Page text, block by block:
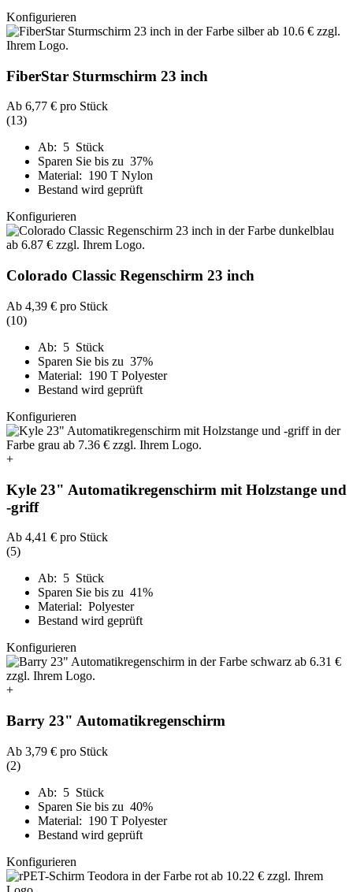
Konfigurieren
FiberStar Sturmschirm 23 inch
Ab 6,77 € pro Stück
(13)
Ab: 5 Stück
Sparen Sie bis zu 37%
Material: 190 T Nylon
Bestand wird geprüft
Konfigurieren
Colorado Classic Regenschirm 23 inch
Ab 4,39 € pro Stück
(10)
Ab: 5 Stück
Sparen Sie bis zu 37%
Material: 190 T Polyester
Bestand wird geprüft
Konfigurieren
+
Kyle 23" Automatikregenschirm mit Holzstange und
-griff
Ab 4,41 € pro Stück
(5)
Ab: 5 Stück
Sparen Sie bis zu 41%
Material: Polyester
Bestand wird geprüft
Konfigurieren
+
Barry 23" Automatikregenschirm
Ab 3,79 € pro Stück
(2)
Ab: 5 Stück
Sparen Sie bis zu 40%
Material: 190 T Polyester
Bestand wird geprüft
Konfigurieren